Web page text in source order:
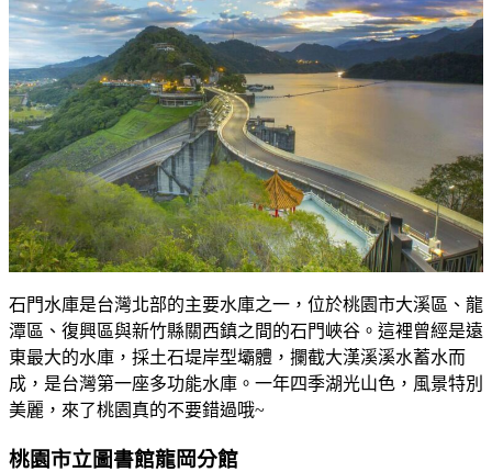
石門水庫是台灣北部的主要水庫之一，位於桃園市大溪區、龍
潭區、復興區與新竹縣關西鎮之間的石門峽谷。這裡曾經是遠
東最大的水庫，採土石堤岸型壩體，攔截大漢溪溪水蓄水而
成，是台灣第一座多功能水庫。一年四季湖光山色，風景特別
美麗，來了桃園真的不要錯過哦~
桃園市立圖書館龍岡分館